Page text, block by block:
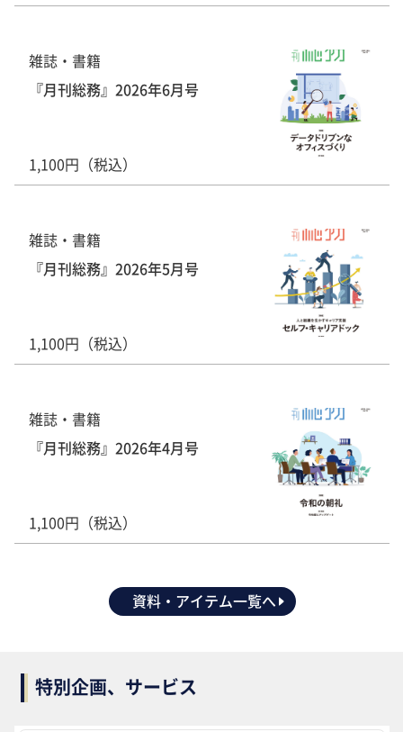
雑誌・書籍
『月刊総務』2026年6月号
1,100円（税込）
雑誌・書籍
『月刊総務』2026年5月号
1,100円（税込）
雑誌・書籍
『月刊総務』2026年4月号
1,100円（税込）
資料・アイテム一覧へ
特別企画、サービス